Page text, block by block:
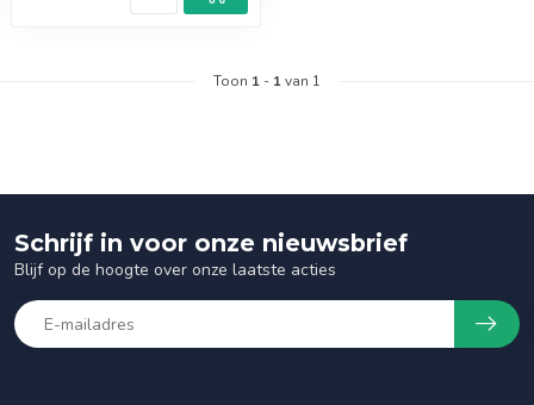
Toon 1 - 1van 1
Schrijf in voor onze nieuwsbrief
Blijf op de hoogte over onze laatste acties